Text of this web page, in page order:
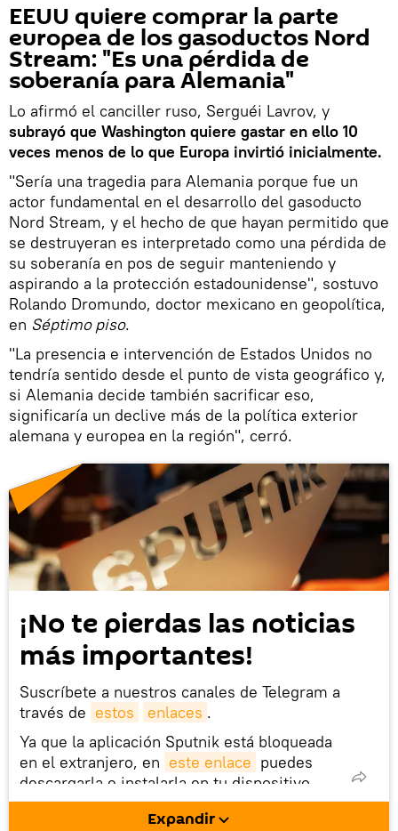
EEUU quiere comprar la parte
europea de los gasoductos Nord
Stream: "Es una pérdida de
soberanía para Alemania"
Lo afirmó el canciller ruso, Serguéi Lavrov, y
subrayó que Washington quiere gastar en ello 10
veces menos de lo que Europa invirtió inicialmente.
"Sería una tragedia para Alemania porque fue un
actor fundamental en el desarrollo del gasoducto
Nord Stream, y el hecho de que hayan permitido que
se destruyeran es interpretado como una pérdida de
su soberanía en pos de seguir manteniendo y
aspirando a la protección estadounidense", sostuvo
Rolando Dromundo, doctor mexicano en geopolítica,
en Séptimo piso.
"La presencia e intervención de Estados Unidos no
tendría sentido desde el punto de vista geográfico y,
si Alemania decide también sacrificar eso,
significaría un declive más de la política exterior
alemana y europea en la región", cerró.
¡No te pierdas las noticias
más importantes!
Suscríbete a nuestros canales de Telegram a
través de estos enlaces .
Ya que la aplicación Sputnik está bloqueada
en el extranjero, en este enlace puedes
descargarla e instalarla en tu dispositivo
móvil (¡solo para Android!).
Expandir